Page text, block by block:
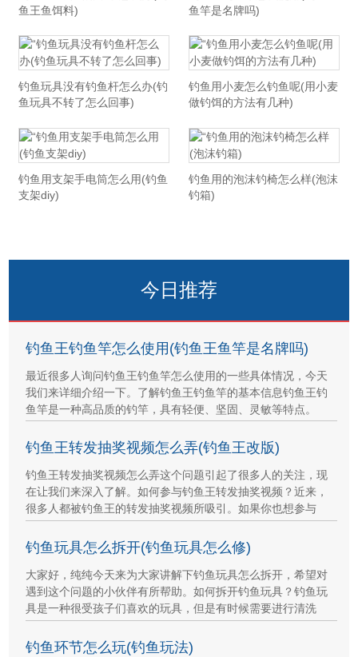
鱼王鱼饵料)
鱼竿是名牌吗)
钓鱼玩具没有钓鱼杆怎么办(钓
鱼玩具不转了怎么回事)
钓鱼用小麦怎么钓鱼呢(用小麦
做钓饵的方法有几种)
钓鱼用支架手电筒怎么用(钓鱼
支架diy)
钓鱼用的泡沫钓椅怎么样(泡沫
钓箱)
今日推荐
钓鱼王钓鱼竿怎么使用(钓鱼王鱼竿是名牌吗)
最近很多人询问钓鱼王钓鱼竿怎么使用的一些具体情况，今天
我们来详细介绍一下。了解钓鱼王钓鱼竿的基本信息钓鱼王钓
鱼竿是一种高品质的钓竿，具有轻便、坚固、灵敏等特点。
钓鱼王转发抽奖视频怎么弄(钓鱼王改版)
钓鱼王转发抽奖视频怎么弄这个问题引起了很多人的关注，现
在让我们来深入了解。如何参与钓鱼王转发抽奖视频？近来，
很多人都被钓鱼王的转发抽奖视频所吸引。如果你也想参与
钓鱼玩具怎么拆开(钓鱼玩具怎么修)
大家好，纯纯今天来为大家讲解下钓鱼玩具怎么拆开，希望对
遇到这个问题的小伙伴有所帮助。如何拆开钓鱼玩具？钓鱼玩
具是一种很受孩子们喜欢的玩具，但是有时候需要进行清洗
钓鱼环节怎么玩(钓鱼玩法)